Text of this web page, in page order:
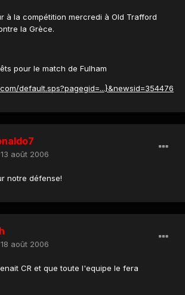
à la compétition mercredi à Old Trafford
la Grèce.
pour le match de Fulham
default.sps?pagegid=...}&newsid=354476
août 2006
notre défense!
août 2006
CR et que toute l'equipe le fera